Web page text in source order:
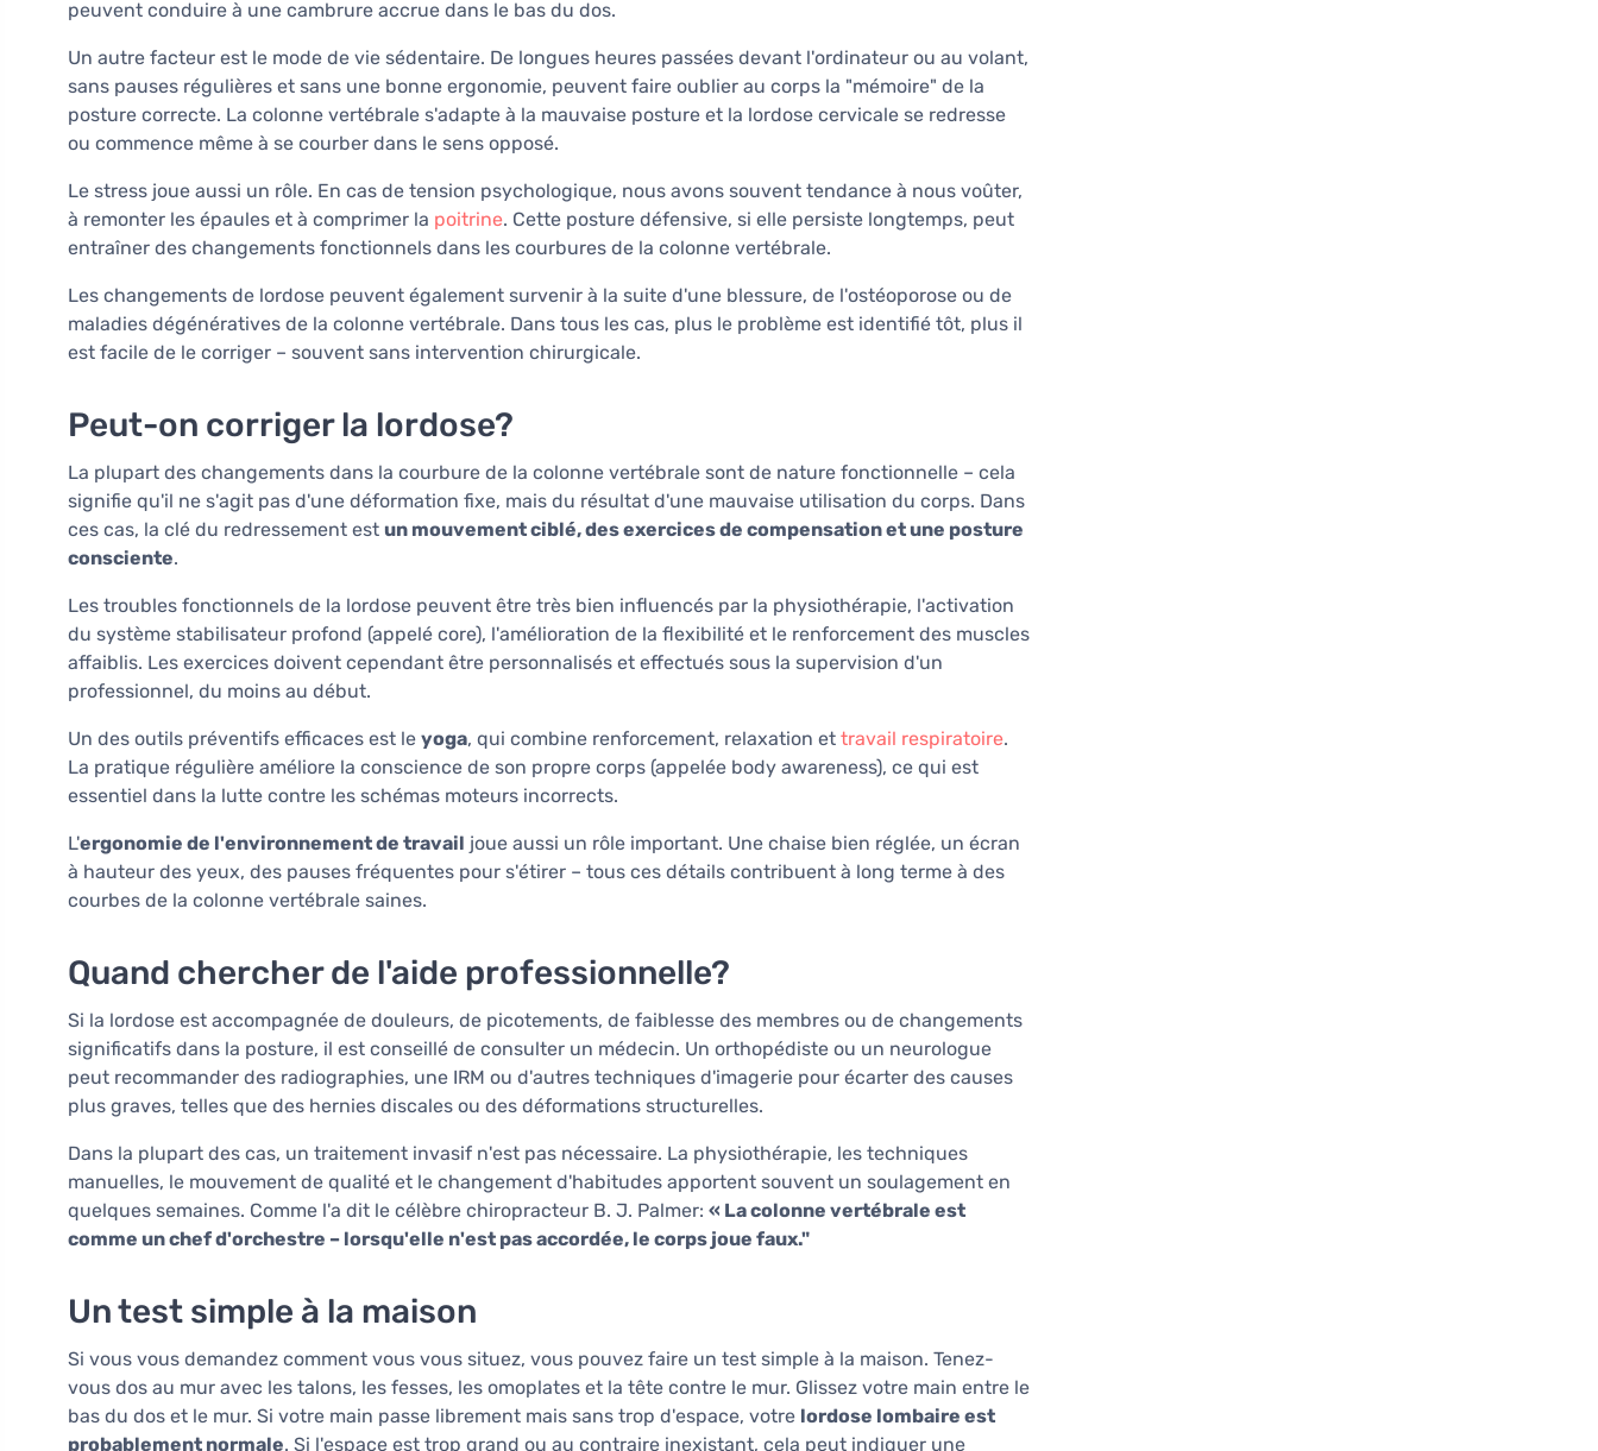
peuvent conduire à une cambrure accrue dans le bas du dos.
Un autre facteur est le mode de vie sédentaire. De longues heures passées devant l'ordinateur ou au volant,
sans pauses régulières et sans une bonne ergonomie, peuvent faire oublier au corps la "mémoire" de la
posture correcte. La colonne vertébrale s'adapte à la mauvaise posture et la lordose cervicale se redresse
ou commence même à se courber dans le sens opposé.
Le stress joue aussi un rôle. En cas de tension psychologique, nous avons souvent tendance à nous voûter,
à remonter les épaules et à comprimer la poitrine. Cette posture défensive, si elle persiste longtemps, peut
entraîner des changements fonctionnels dans les courbures de la colonne vertébrale.
Les changements de lordose peuvent également survenir à la suite d'une blessure, de l'ostéoporose ou de
maladies dégénératives de la colonne vertébrale. Dans tous les cas, plus le problème est identifié tôt, plus il
est facile de le corriger – souvent sans intervention chirurgicale.
Peut-on corriger la lordose?
La plupart des changements dans la courbure de la colonne vertébrale sont de nature fonctionnelle – cela
signifie qu'il ne s'agit pas d'une déformation fixe, mais du résultat d'une mauvaise utilisation du corps. Dans
ces cas, la clé du redressement est un mouvement ciblé, des exercices de compensation et une posture
consciente.
Les troubles fonctionnels de la lordose peuvent être très bien influencés par la physiothérapie, l'activation
du système stabilisateur profond (appelé core), l'amélioration de la flexibilité et le renforcement des muscles
affaiblis. Les exercices doivent cependant être personnalisés et effectués sous la supervision d'un
professionnel, du moins au début.
Un des outils préventifs efficaces est le yoga, qui combine renforcement, relaxation et travail respiratoire.
La pratique régulière améliore la conscience de son propre corps (appelée body awareness), ce qui est
essentiel dans la lutte contre les schémas moteurs incorrects.
L'ergonomie de l'environnement de travail joue aussi un rôle important. Une chaise bien réglée, un écran
à hauteur des yeux, des pauses fréquentes pour s'étirer – tous ces détails contribuent à long terme à des
courbes de la colonne vertébrale saines.
Quand chercher de l'aide professionnelle?
Si la lordose est accompagnée de douleurs, de picotements, de faiblesse des membres ou de changements
significatifs dans la posture, il est conseillé de consulter un médecin. Un orthopédiste ou un neurologue
peut recommander des radiographies, une IRM ou d'autres techniques d'imagerie pour écarter des causes
plus graves, telles que des hernies discales ou des déformations structurelles.
Dans la plupart des cas, un traitement invasif n'est pas nécessaire. La physiothérapie, les techniques
manuelles, le mouvement de qualité et le changement d'habitudes apportent souvent un soulagement en
quelques semaines. Comme l'a dit le célèbre chiropracteur B. J. Palmer: « La colonne vertébrale est
comme un chef d'orchestre – lorsqu'elle n'est pas accordée, le corps joue faux."
Un test simple à la maison
Si vous vous demandez comment vous vous situez, vous pouvez faire un test simple à la maison. Tenez-
vous dos au mur avec les talons, les fesses, les omoplates et la tête contre le mur. Glissez votre main entre le
bas du dos et le mur. Si votre main passe librement mais sans trop d'espace, votre lordose lombaire est
probablement normale. Si l'espace est trop grand ou au contraire inexistant, cela peut indiquer une